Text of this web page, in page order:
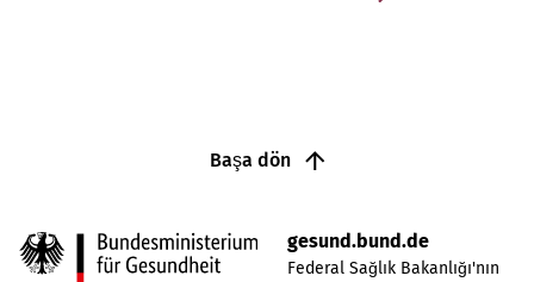
Başa dön
gesund.bund.de
Federal Sağlık Bakanlığı'nın